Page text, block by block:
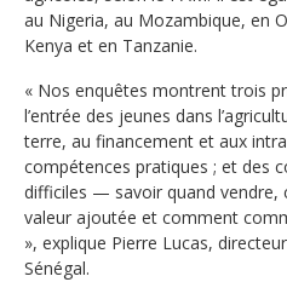
au Nigeria, au Mozambique, en
Kenya et en Tanzanie.
« Nos enquêtes montrent trois
l’entrée des jeunes dans
terre, au financement et aux
compétences pratiques ; et des
difficiles — savoir quand vendre,
valeur ajoutée et comment
», explique Pierre Lucas,
Sénégal.